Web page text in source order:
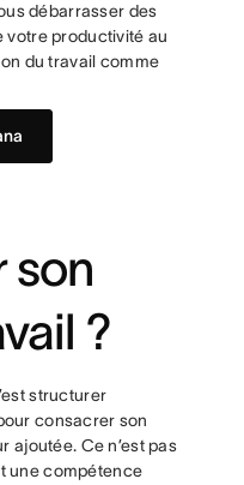
débarrasser des
votre productivité au
du travail comme
son
?
structurer
consacrer son
ajoutée. Ce n’est pas
une compétence